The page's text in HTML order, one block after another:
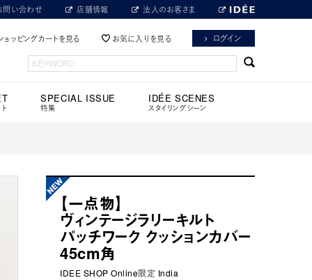
問い合わせ 店舗情報 法人のお客さま
ョッピングカートを見る お気に入りを見る ログイン
SPECIAL ISSUE
特集
IDÉE SCENES
スタイリングシーン
【一点物】
ヴィンテージラリーキルト
パッチワーク クッションカバー
45cm角
IDEE SHOP Online限定 India